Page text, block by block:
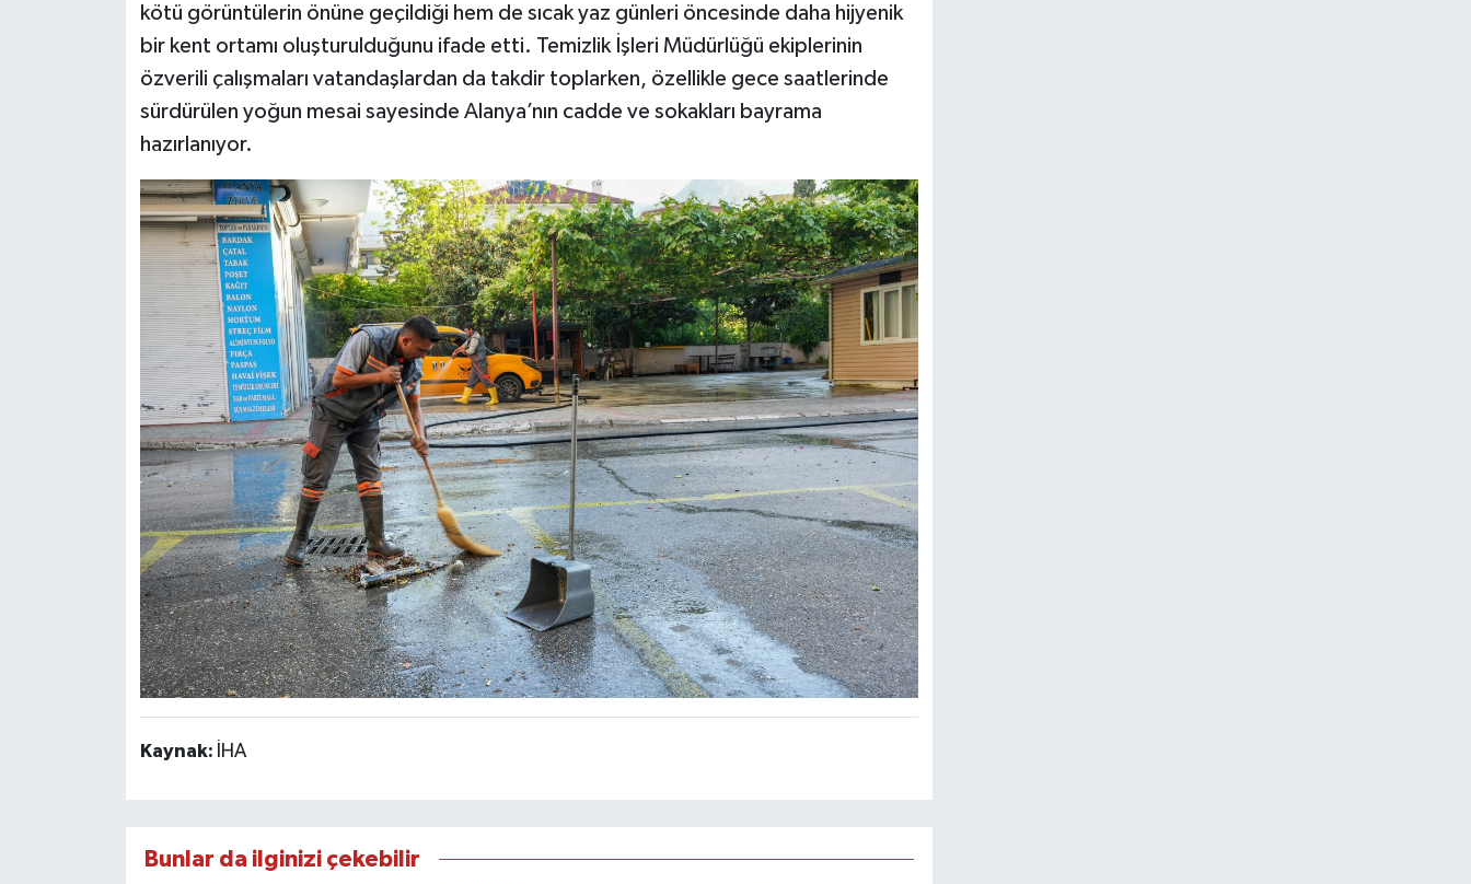
kötü görüntülerin önüne geçildiği hem de sıcak yaz günleri öncesinde daha hijyenik
bir kent ortamı oluşturulduğunu ifade etti. Temizlik İşleri Müdürlüğü ekiplerinin
özverili çalışmaları vatandaşlardan da takdir toplarken, özellikle gece saatlerinde
sürdürülen yoğun mesai sayesinde Alanya’nın cadde ve sokakları bayrama
hazırlanıyor.
Kaynak: İHA
Bunlar da ilginizi çekebilir